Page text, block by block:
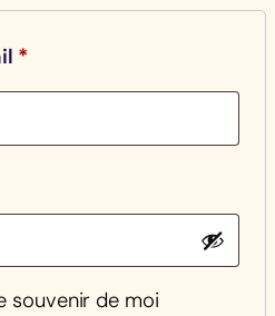
*Obligatoire
souvenir de moi